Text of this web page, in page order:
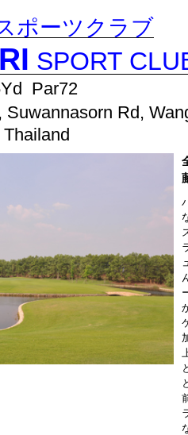
ポーツクラブ
SPORT
Par72
Suwannasorn Rd,